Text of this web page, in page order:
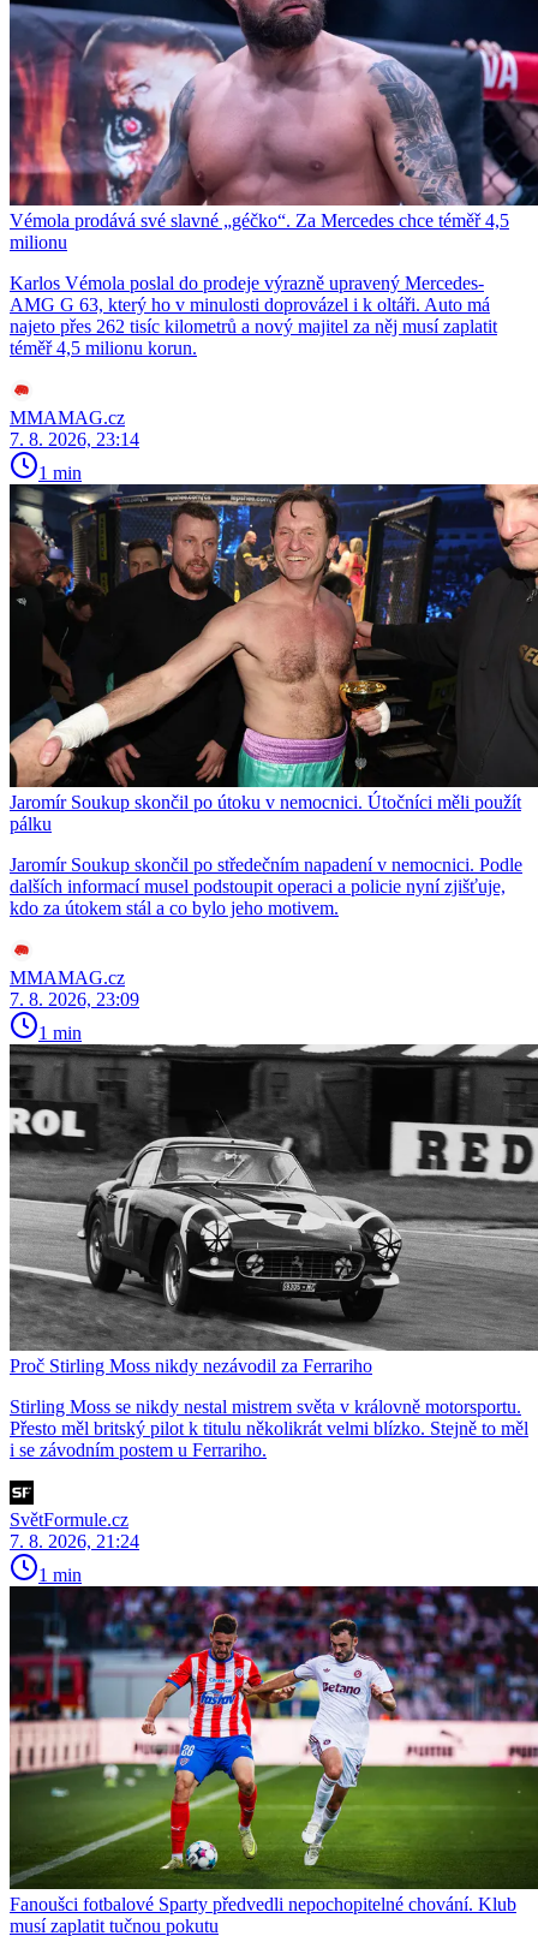
Vémola prodává své slavné „géčko“. Za Mercedes chce téměř 4,5
milionu
Karlos Vémola poslal do prodeje výrazně upravený Mercedes-
AMG G 63, který ho v minulosti doprovázel i k oltáři. Auto má
najeto přes 262 tisíc kilometrů a nový majitel za něj musí zaplatit
téměř 4,5 milionu korun.
MMAMAG.cz
7. 8. 2026, 23:14
1 min
Jaromír Soukup skončil po útoku v nemocnici. Útočníci měli použít
pálku
Jaromír Soukup skončil po středečním napadení v nemocnici. Podle
dalších informací musel podstoupit operaci a policie nyní zjišťuje,
kdo za útokem stál a co bylo jeho motivem.
MMAMAG.cz
7. 8. 2026, 23:09
1 min
Proč Stirling Moss nikdy nezávodil za Ferrariho
Stirling Moss se nikdy nestal mistrem světa v královně motorsportu.
Přesto měl britský pilot k titulu několikrát velmi blízko. Stejně to měl
i se závodním postem u Ferrariho.
SvětFormule.cz
7. 8. 2026, 21:24
1 min
Fanoušci fotbalové Sparty předvedli nepochopitelné chování. Klub
musí zaplatit tučnou pokutu